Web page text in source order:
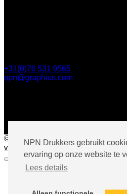
NPN Drukkers gebruikt
ervaring op onze website te
Lees details
+31(0)76 531 9565
npn@graphius.com
© NPNPrinting.nl, 2026 Privacy
voorwaarden
Producten
Brochures drukken